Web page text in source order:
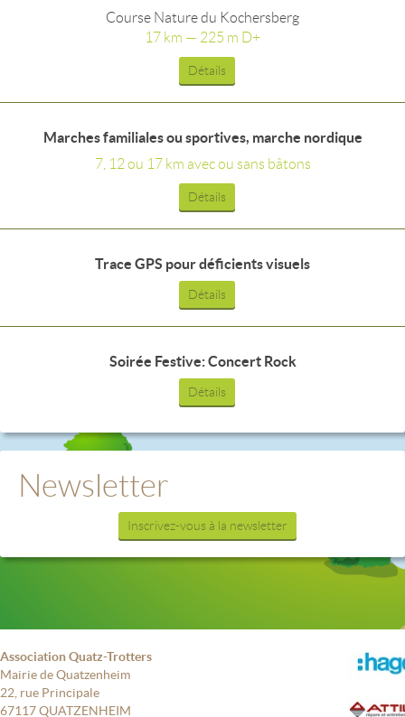
Course Nature du Kochersberg
17 km — 225 m D+
Détails
Marches familiales ou sportives, marche nordique
7, 12 ou 17 km avec ou sans bâtons
Détails
Trace GPS pour déficients visuels
Détails
Soirée Festive: Concert Rock
Détails
Newsletter
Inscrivez-vous à la newsletter
Association Quatz-Trotters
Mairie de Quatzenheim
22, rue Principale
67117 QUATZENHEIM